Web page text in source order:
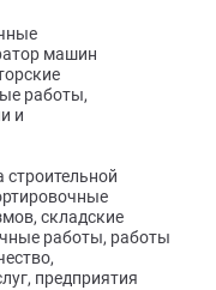
машин
работы,
и
складские
работы, работы
предприятия